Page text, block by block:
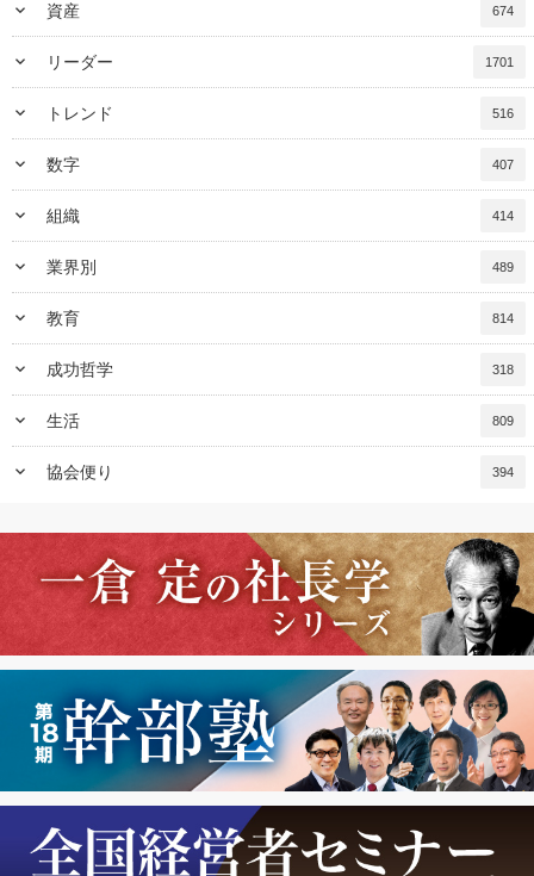
keyboard_arrow_down 資産 674
keyboard_arrow_down リーダー 1701
keyboard_arrow_down トレンド 516
keyboard_arrow_down 数字 407
keyboard_arrow_down 組織 414
keyboard_arrow_down 業界別 489
keyboard_arrow_down 教育 814
keyboard_arrow_down 成功哲学 318
keyboard_arrow_down 生活 809
keyboard_arrow_down 協会便り 394